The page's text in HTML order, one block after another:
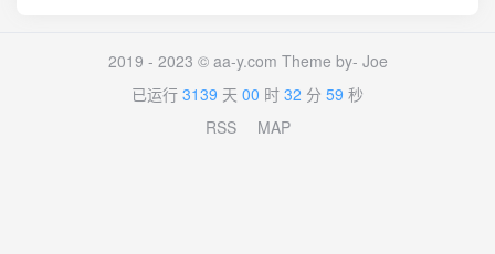
2019 - 2023 © aa-y.com Theme by- Joe
已运行 3139 天 00 时 32 分 59 秒
RSS
MAP